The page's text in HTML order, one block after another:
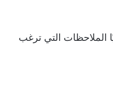
الملاحظات التي ترغب